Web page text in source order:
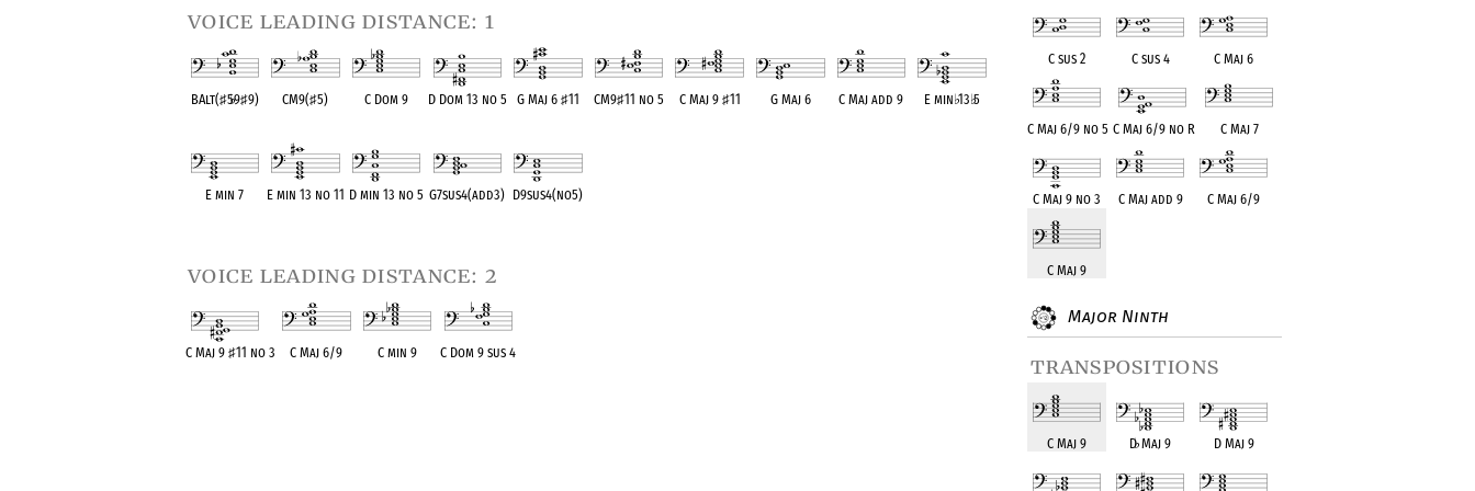
C sus 2 C sus 4 C Maj 6
C Maj 6/9 no 5 C Maj 6/9 no R C Maj 7
C Maj 9 no 3 C Maj add 9 C Maj 6/9
C Maj 9
Major Ninth
transpositions
C Maj 9 D♭Maj 9 D Maj 9
voice leading distance: 1
BAlt(♯5♭9♯9) CM9(♯5) C Dom 9 D Dom 13 no 5 G Maj 6 ♯11 CM9♯11 no 5 C Maj 9 ♯11 G Maj 6 C Maj add 9 E min♭13♭5
E min 7 E min 13 no 11 D min 13 no 5 G7sus4(add3) D9sus4(no5)
voice leading distance: 2
C Maj 9 ♯11 no 3 C Maj 6/9 C min 9 C Dom 9 sus 4